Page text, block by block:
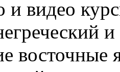
видео
и
восточные